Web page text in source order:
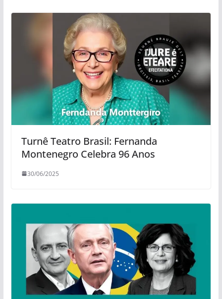
Turnê Teatro Brasil: Fernanda
Montenegro Celebra 96 Anos
30/06/2025